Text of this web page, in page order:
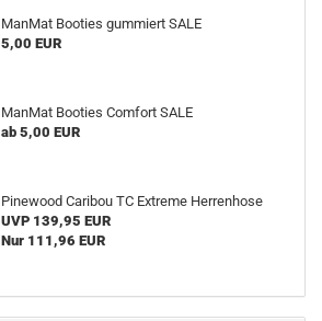
ManMat Booties gummiert SALE
5,00 EUR
ManMat Booties Comfort SALE
ab 5,00 EUR
Pinewood Caribou TC Extreme Herrenhose
UVP 139,95 EUR
Nur 111,96 EUR